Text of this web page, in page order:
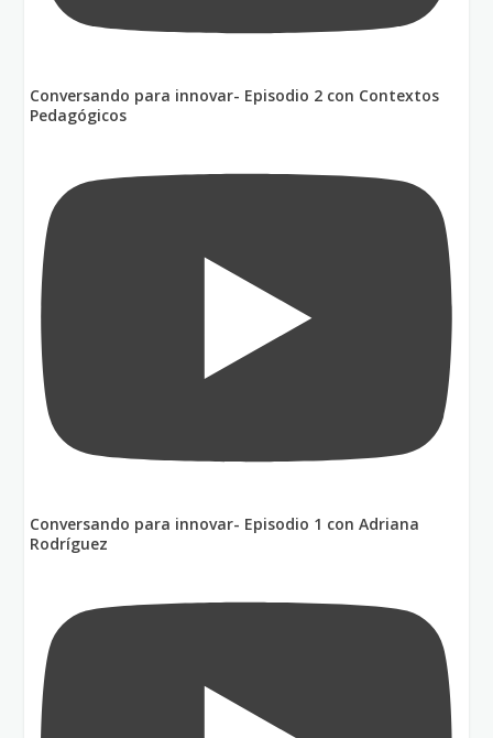
Conversando para innovar- Episodio 2 con Contextos
Pedagógicos
Conversando para innovar- Episodio 1 con Adriana
Rodríguez